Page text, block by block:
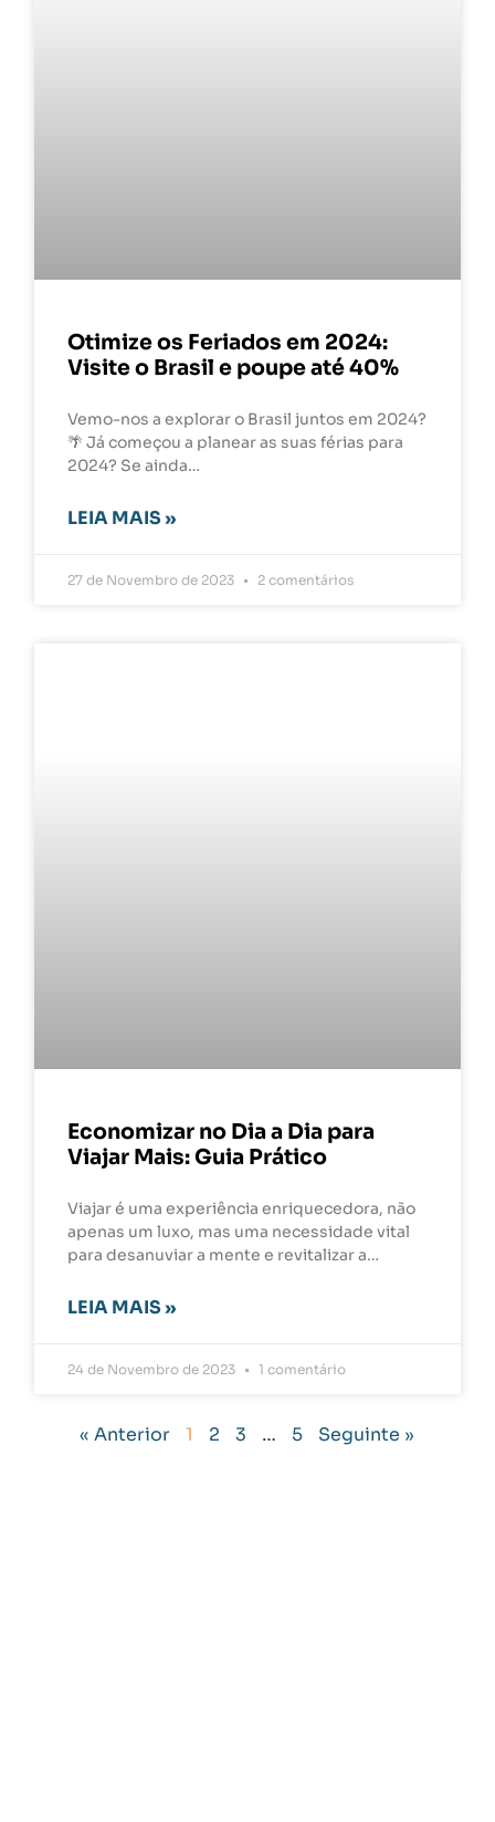
Otimize os Feriados em 2024:
Visite o Brasil e poupe até 40%
Vemo-nos a explorar o Brasil juntos em 2024?
🌴 Já começou a planear as suas férias para
2024? Se ainda…
LEIA MAIS »
27 de Novembro de 2023 2 comentários
Economizar no Dia a Dia para
Viajar Mais: Guia Prático
Viajar é uma experiência enriquecedora, não
apenas um luxo, mas uma necessidade vital
para desanuviar a mente e revitalizar a…
LEIA MAIS »
24 de Novembro de 2023 1 comentário
« Anterior 1 2 3 … 5 Seguinte »